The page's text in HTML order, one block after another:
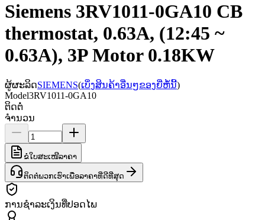
Siemens 3RV1011-0GA10 CB
thermostat, 0.63A, (12:45 ~
0.63A), 3P Motor 0.18KW
ຜູ້ຜະລິດSIEMENS(ເບິ່ງສິນຄ້າອື່ນໆຂອງຍີ່ຫໍ້ນີ້)
Model3RV1011-0GA10
ຕິດຕໍ່
ຈຳນວນ
ຂໍໃບສະເໜີລາຄາ
ຕິດຕໍ່ພວກເຮົາເພື່ອລາຄາທີ່ດີທີ່ສຸດ
ການຊຳລະເງິນທີ່ປອດໄພ